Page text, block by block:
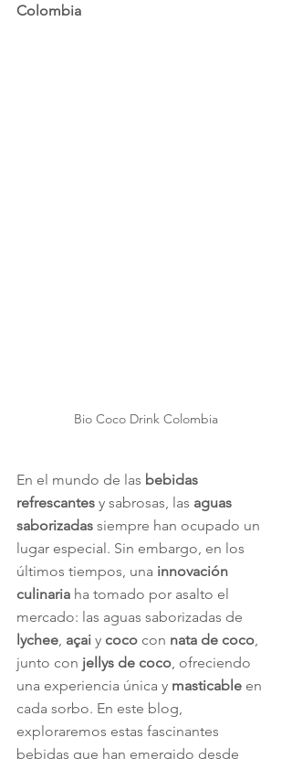
Colombia
Bio Coco Drink Colombia
En el mundo de las bebidas
refrescantes y sabrosas, las aguas
saborizadas siempre han ocupado un
lugar especial. Sin embargo, en los
últimos tiempos, una innovación
culinaria ha tomado por asalto el
mercado: las aguas saborizadas de
lychee, açai y coco con nata de coco,
junto con jellys de coco, ofreciendo
una experiencia única y masticable en
cada sorbo. En este blog,
exploraremos estas fascinantes
bebidas que han emergido desde